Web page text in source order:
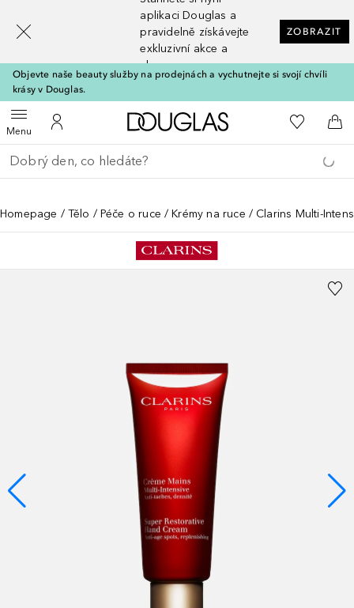
aplikaci Douglas a
pravidelně získávejte
exkluzivní akce a
slevy
ZOBRAZIT
Objevte naše beauty služby na prodejnách a vychutnejte si svojí chvíli
krásy v Douglas.
MenuOtevřít menuK mému účtu
Domů K mému
Do
Vraťte se
Proveďte vyhledávání
Homepage Tělo Péče o ruce Krémy na ruce Clarins Multi-
[navigation.slideout.screenreader]